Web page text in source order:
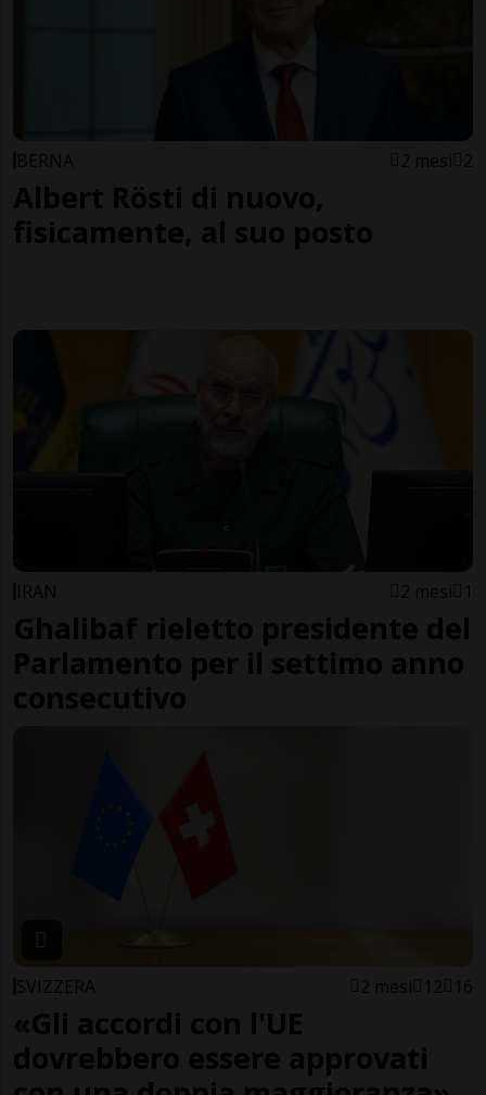
BERNA 2 mesi 2
Albert Rösti di nuovo,
fisicamente, al suo posto
IRAN 2 mesi 1
Ghalibaf rieletto presidente del
Parlamento per il settimo anno
consecutivo
SVIZZERA 2 mesi 12 16
«Gli accordi con l'UE
dovrebbero essere approvati